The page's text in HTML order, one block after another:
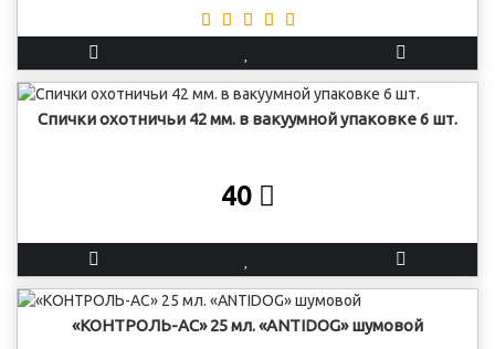
Спички охотничьи 42 мм. в вакуумной упаковке 6 шт.
40
«КОНТРОЛЬ-АС» 25 мл. «ANTIDOG» шумовой